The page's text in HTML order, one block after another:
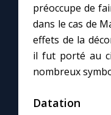
Me consacrer à
Mes intentions de
préoccupe de
dans le cas de
effets de la
il fut porté au
nombreux
Datation